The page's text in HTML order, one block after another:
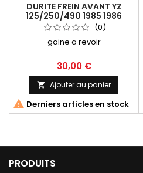
DURITE FREIN AVANT YZ
125/250/490 1985 1986
(0)
gaine a revoir
30,00 €
 Ajouter au panier
 Derniers articles en stock
PRODUITS